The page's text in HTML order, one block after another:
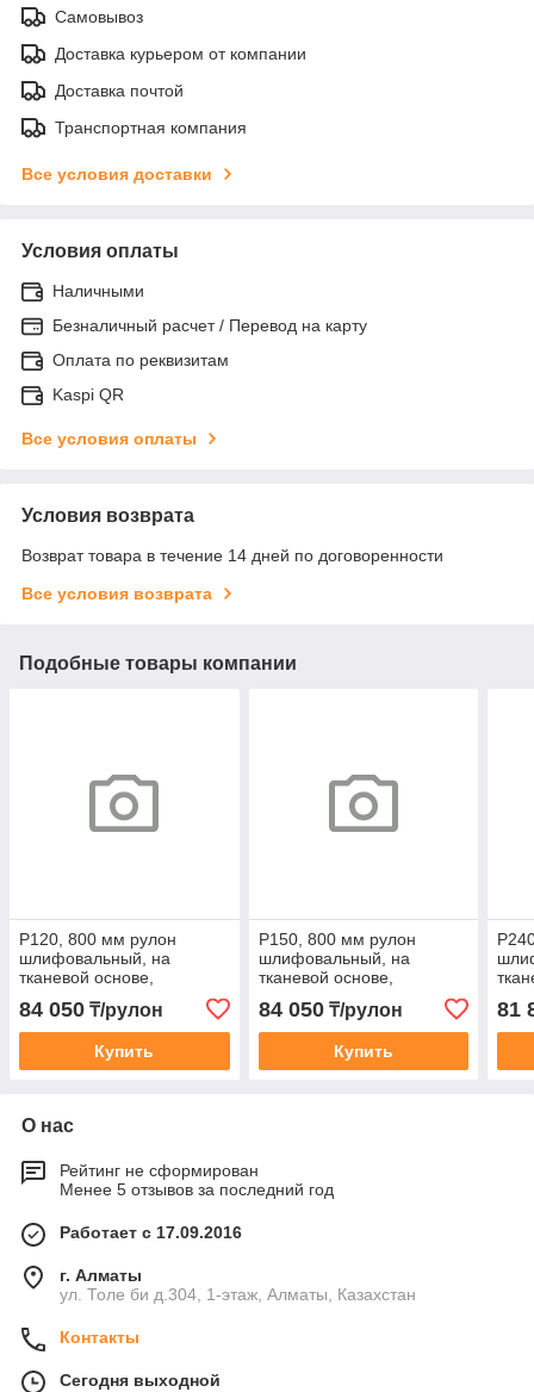
Самовывоз
Доставка курьером от компании
Доставка почтой
Транспортная компания
Все условия доставки
Условия оплаты
Наличными
Безналичный расчет / Перевод на карту
Оплата по реквизитам
Kaspi QR
Все условия оплаты
Условия возврата
Возврат товара в течение 14 дней по договоренности
Все условия возврата
Подобные товары компании
Р120, 800 мм рулон
шлифовальный, на
тканевой основе,
водостойкий, 30 м, ЗУБР
Профессионал
84 050 ₸/рулон
Купить
Р150, 800 мм рулон
шлифовальный, на
тканевой основе,
водостойкий, 30 м, ЗУБР
Профессионал
84 050₸/рулон
Купить
81
О нас
Рейтинг не сформирован
Менее 5 отзывов за последний год
Работает с 17.09.2016
г. Алматы
ул. Толе би д.304, 1-этаж, Алматы, Казахстан
Контакты
Сегодня выходной